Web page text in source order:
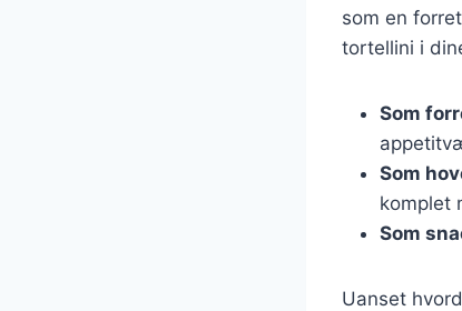
som en
tortellini i
Som
Som
komplet
Som
Uanset